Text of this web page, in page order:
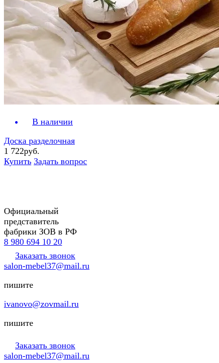
В наличии
Доска разделочная
1 722руб.
Купить Задать вопрос
Официальный
представитель
фабрики ЗОВ в РФ
8 980 694 10 20
Заказать звонок
salon-mebel37@mail.ru
пишите
ivanovo@zovmail.ru
пишите
Заказать звонок
salon-mebel37@mail.ru